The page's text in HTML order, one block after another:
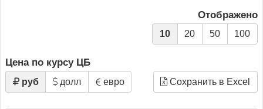
Отображено
10 20 50 100
Цена по курсу ЦБ
руб долл евро Сохранить в Excel